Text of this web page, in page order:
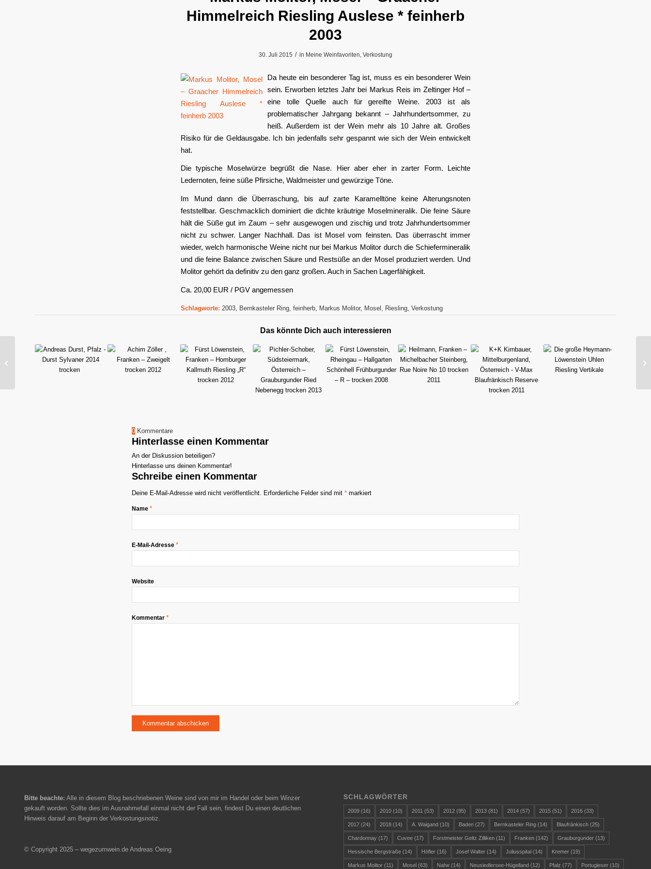
Himmelreich Riesling Auslese * feinherb
2003
30. Juli 2015 / in Meine Weinfavoriten, Verkostung
Da heute ein besonderer Tag ist, muss es ein besonderer Wein
sein. Erworben letztes Jahr bei Markus Reis im Zeltinger Hof –
eine tolle Quelle auch für gereifte Weine. 2003 ist als
problematischer Jahrgang bekannt – Jahrhundertsommer, zu
heiß. Außerdem ist der Wein mehr als 10 Jahre alt. Großes
Risiko für die Geldausgabe. Ich bin jedenfalls sehr gespannt wie sich der Wein entwickelt
hat.
Die typische Moselwürze begrüßt die Nase. Hier aber eher in zarter Form. Leichte
Ledernoten, feine süße Pfirsiche, Waldmeister und gewürzige Töne.
Im Mund dann die Überraschung, bis auf zarte Karamelltöne keine Alterungsnoten
feststellbar. Geschmacklich dominiert die dichte kräutrige Moselmineralik. Die feine Säure
hält die Süße gut im Zaum – sehr ausgewogen und zischig und trotz Jahrhundertsommer
nicht zu schwer. Langer Nachhall. Das ist Mosel vom feinsten. Das überrascht immer
wieder, welch harmonische Weine nicht nur bei Markus Molitor durch die Schiefermineralik
und die feine Balance zwischen Säure und Restsüße an der Mosel produziert werden. Und
Molitor gehört da definitiv zu den ganz großen. Auch in Sachen Lagerfähigkeit.
Ca. 20,00 EUR / PGV angemessen
Schlagworte: 2003 Bernkasteler Ring feinherb Markus Molitor, Mosel Riesling Verkostung
Das könnte Dich auch interessieren
0 Kommentare
Hinterlasse einen Kommentar
An der Diskussion beteiligen?
Hinterlasse uns deinen Kommentar!
Schreibe einen Kommentar
Deine E-Mail-Adresse wird nicht veröffentlicht. Erforderliche Felder sind mit * markiert
Name *
E-Mail-Adresse *
Website
Kommentar *
Bitte beachte: Alle in diesem Blog beschriebenen Weine sind von mir im Handel oder beim Winzer
gekauft worden. Sollte dies im Ausnahmefall einmal nicht der Fall sein, findest Du einen deutlichen
Hinweis darauf am Beginn der Verkostungsnotiz.
© Copyright 2025 – wegezumwein.de Andreas Oeing
SCHLAGWÖRTER
2009 (16) 2010 (10) 2011 (53) 2012 (95) 2013 (81) 2014 (57) 2015 (51) 2016 (33)
2017 (24) 2018 (14) A. Waigand (10) Baden (27) Bernkasteler Ring (14) Blaufränkisch (25)
Chardonnay (17) Cuvee (17) Forstmeister Geltz Zilliken (11) Franken (142) Grauburgunder (13)
Hessische Bergstraße (14) Höfler (16) Josef Walter (14) Juliusspital (14) Kremer (19)
Markus Molitor (11) Mosel (63) Nahe (14) Neusiedlersee-Hügelland (12) Pfalz (77) Portugieser (10)
Zur Schwane, Franken
– Volkacher Ratsherr
Silvaner GG 2012